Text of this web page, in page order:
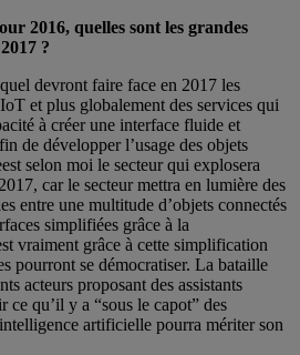
2016, quelles sont les grandes
?
devront faire face en 2017 les
et plus globalement des services qui
à créer une interface fluide et
de développer l’usage des objets
selon moi le secteur qui explosera
car le secteur mettra en lumière des
entre une multitude d’objets connectés
simplifiées grâce à la
vraiment grâce à cette simplification
pourront se démocratiser. La bataille
acteurs proposant des assistants
ce qu’il y a “sous le capot” des
artificielle pourra mériter son